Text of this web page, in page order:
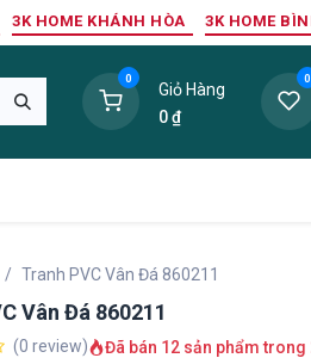
3K HOME KHÁNH HÒA 3K HOME
0
Giỏ Hàng
0₫
0
Tranh PVC Vân Đá 860211
Vân Đá 860211
(0 review) Đã bán 12 sản phẩm trong